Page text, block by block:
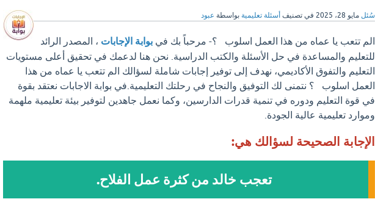
سُئل مايو 28، 2025 في تصنيف أسئلة تعليمية بواسطة عبود
الم تتعب يا عماه من هذا العمل اسلوب ؟- مرحباً بك في بوابة الإجابات ، المصدر الرائد
للتعليم والمساعدة في حل الأسئلة والكتب الدراسية. نحن هنا لدعمك في تحقيق أعلى مستويات
التعليم والتفوق الأكاديمي، نهدف إلى توفير إجابات شاملة لسؤالك الم تتعب يا عماه من هذا
العمل اسلوب ؟ نتمنى لك التوفيق والنجاح في رحلتك التعليمية.في بوابة الاجابات نعتقد بقوة
في قوة التعليم ودوره في تنمية قدرات الدارسين، وكما نعمل جاهدين لتوفير بيئة تعليمية ملهمة
وموارد تعليمية عالية الجودة.
الإجابة الصحيحة لسؤالك هي:
تعجب خالد من كثرة عمل الفلاح.